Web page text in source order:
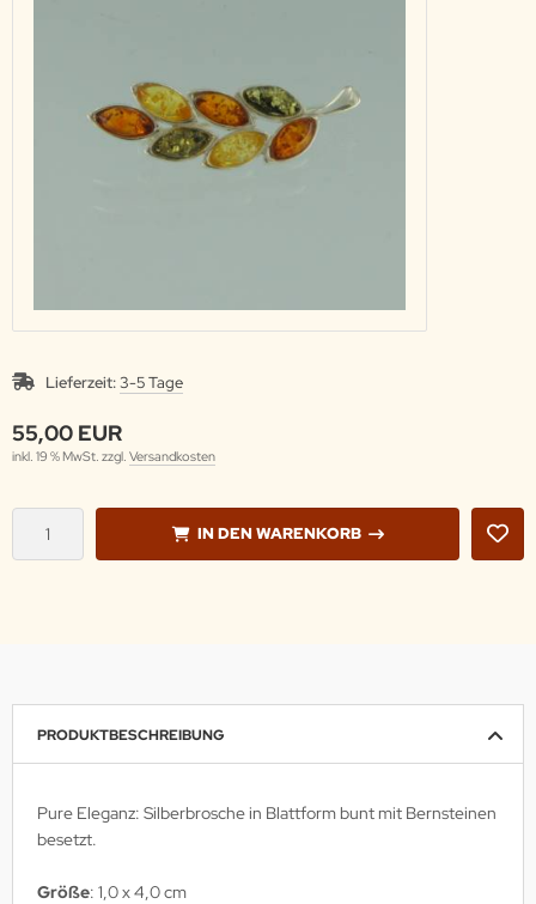
Lieferzeit:3-5 Tage
55,00 EUR
inkl. 19 % MwSt. zzgl. Versandkosten
IN DEN WARENKORB
PRODUKTBESCHREIBUNG
Pure Eleganz: Silberbrosche in Blattform bunt mit Bernsteinen
besetzt.
Größe: 1,0 x 4,0 cm